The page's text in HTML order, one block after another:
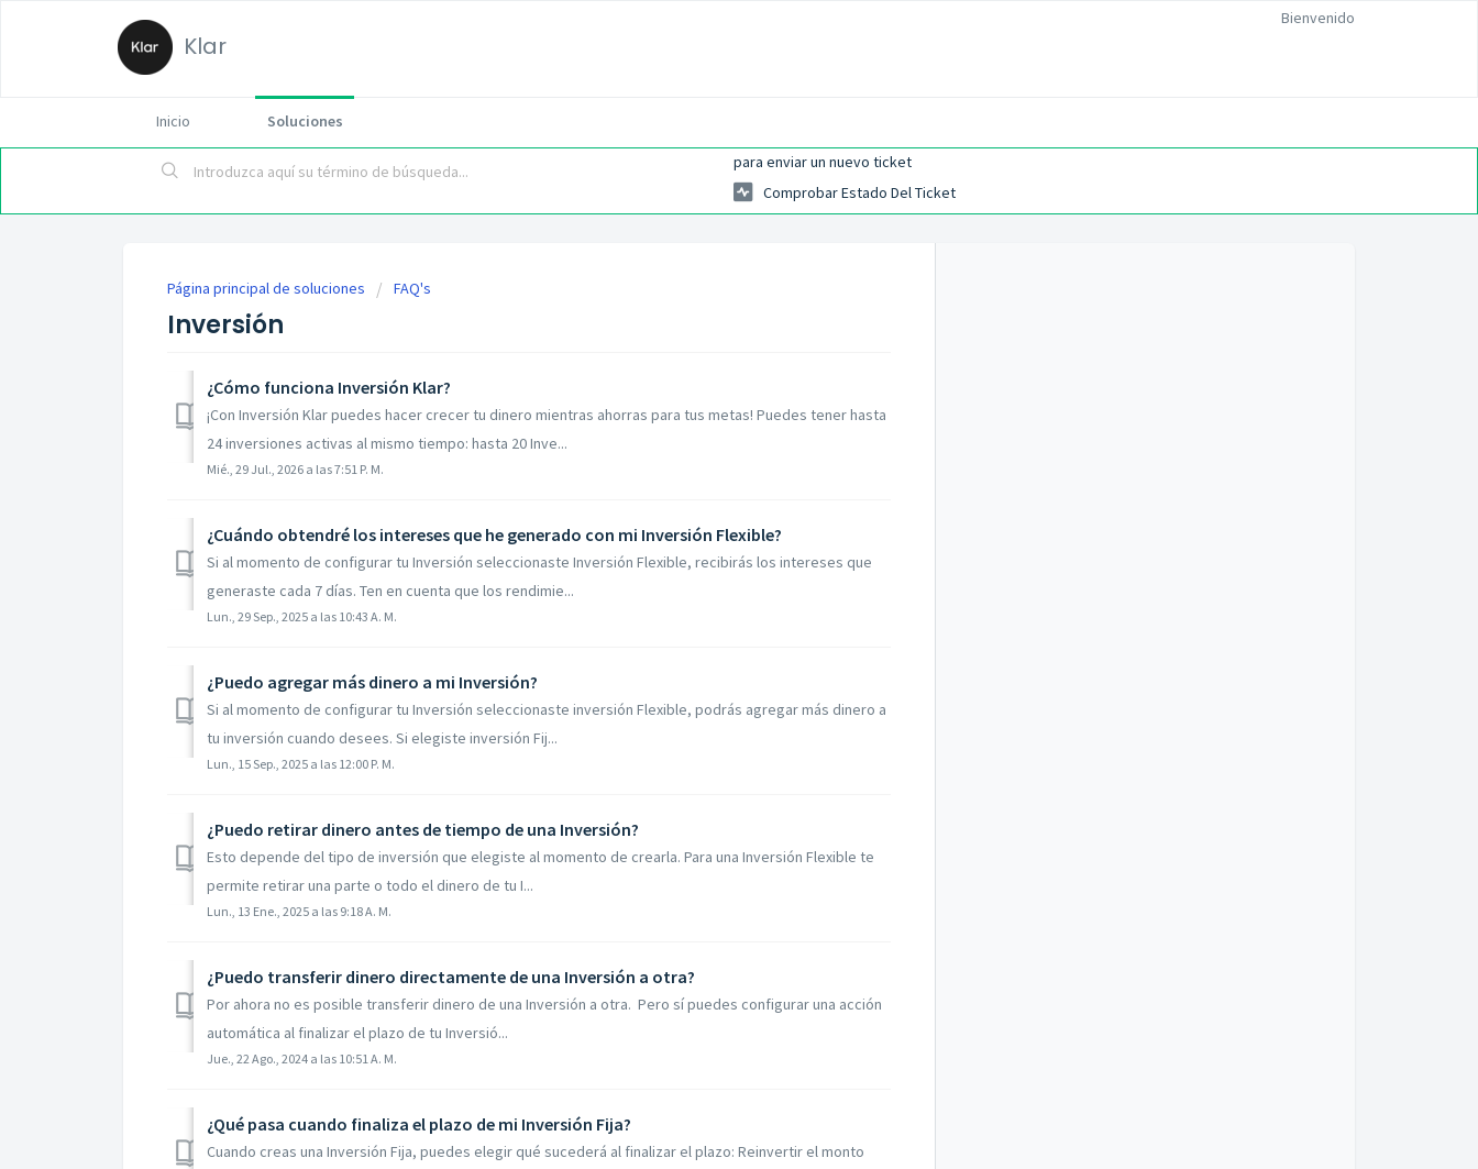
Klar
Bienvenido
Inicio Soluciones
para enviar un nuevo ticket
Comprobar Estado Del Ticket
Página principal de soluciones FAQ's
Inversión
¿Cómo funciona Inversión Klar?
¡Con Inversión Klar puedes hacer crecer tu dinero mientras ahorras para tus metas! Puedes tener hasta
24 inversiones activas al mismo tiempo: hasta 20 Inve...
Mié., 29 Jul., 2026 a las 7:51 P. M.
¿Cuándo obtendré los intereses que he generado con mi Inversión Flexible?
Si al momento de configurar tu Inversión seleccionaste Inversión Flexible, recibirás los intereses que
generaste cada 7 días. Ten en cuenta que los rendimie...
Lun., 29 Sep., 2025 a las 10:43 A. M.
¿Puedo agregar más dinero a mi Inversión?
Si al momento de configurar tu Inversión seleccionaste inversión Flexible, podrás agregar más dinero a
tu inversión cuando desees. Si elegiste inversión Fij...
Lun., 15 Sep., 2025 a las 12:00 P. M.
¿Puedo retirar dinero antes de tiempo de una Inversión?
Esto depende del tipo de inversión que elegiste al momento de crearla. Para una Inversión Flexible te
permite retirar una parte o todo el dinero de tu I...
Lun., 13 Ene., 2025 a las 9:18 A. M.
¿Puedo transferir dinero directamente de una Inversión a otra?
Por ahora no es posible transferir dinero de una Inversión a otra. Pero sí puedes configurar una acción
automática al finalizar el plazo de tu Inversió...
Jue., 22 Ago., 2024 a las 10:51 A. M.
¿Qué pasa cuando finaliza el plazo de mi Inversión Fija?
Cuando creas una Inversión Fija, puedes elegir qué sucederá al finalizar el plazo: Reinvertir el monto